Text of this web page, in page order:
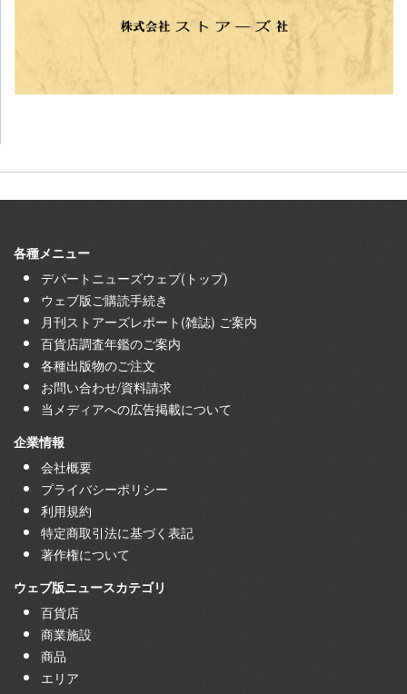
各種メニュー
デパートニューズウェブ(トップ)
ウェブ版ご購読手続き
月刊ストアーズレポート(雑誌) ご案内
百貨店調査年鑑のご案内
各種出版物のご注文
お問い合わせ/資料請求
当メディアへの広告掲載について
企業情報
会社概要
プライバシーポリシー
利用規約
特定商取引法に基づく表記
著作権について
ウェブ版ニュースカテゴリ
百貨店
商業施設
商品
エリア